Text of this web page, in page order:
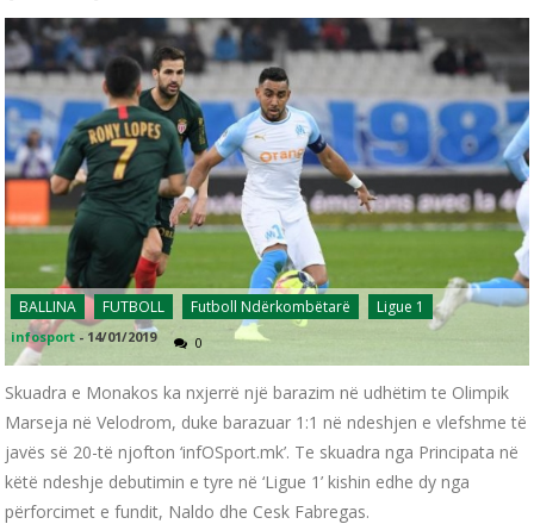
BALLINA FUTBOLL Futboll Ndërkombëtarë Ligue 1
infosport - 14/01/2019 0
Skuadra e Monakos ka nxjerrë një barazim në udhëtim te Olimpik
Marseja në Velodrom, duke barazuar 1:1 në ndeshjen e vlefshme të
javës së 20-të njofton ‘infOSport.mk’. Te skuadra nga Principata në
këtë ndeshje debutimin e tyre në ‘Ligue 1’ kishin edhe dy nga
përforcimet e fundit, Naldo dhe Cesk Fabregas.